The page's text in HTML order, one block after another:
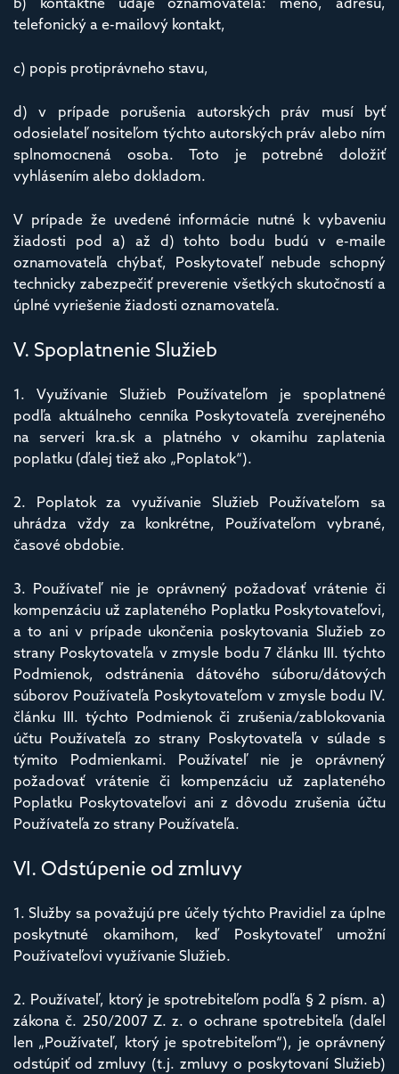
b) kontaktné údaje oznamovateľa: meno, adresu,
telefonický a e-mailový kontakt,
c) popis protiprávneho stavu,
d) v prípade porušenia autorských práv musí byť
odosielateľ nositeľom týchto autorských práv alebo ním
splnomocnená osoba. Toto je potrebné doložiť
vyhlásením alebo dokladom.
V prípade že uvedené informácie nutné k vybaveniu
žiadosti pod a) až d) tohto bodu budú v e-maile
oznamovateľa chýbať, Poskytovateľ nebude schopný
technicky zabezpečiť preverenie všetkých skutočností a
úplné vyriešenie žiadosti oznamovateľa.
V. Spoplatnenie Služieb
1. Využívanie Služieb Používateľom je spoplatnené
podľa aktuálneho cenníka Poskytovateľa zverejneného
na serveri kra.sk a platného v okamihu zaplatenia
poplatku (ďalej tiež ako „Poplatok“).
2. Poplatok za využívanie Služieb Používateľom sa
uhrádza vždy za konkrétne, Používateľom vybrané,
časové obdobie.
3. Používateľ nie je oprávnený požadovať vrátenie či
kompenzáciu už zaplateného Poplatku Poskytovateľovi,
a to ani v prípade ukončenia poskytovania Služieb zo
strany Poskytovateľa v zmysle bodu 7 článku III. týchto
Podmienok, odstránenia dátového súboru/dátových
súborov Používateľa Poskytovateľom v zmysle bodu IV.
článku III. týchto Podmienok či zrušenia/zablokovania
účtu Používateľa zo strany Poskytovateľa v súlade s
týmito Podmienkami. Používateľ nie je oprávnený
požadovať vrátenie či kompenzáciu už zaplateného
Poplatku Poskytovateľovi ani z dôvodu zrušenia účtu
Používateľa zo strany Používateľa.
VI. Odstúpenie od zmluvy
1. Služby sa považujú pre účely týchto Pravidiel za úplne
poskytnuté okamihom, keď Poskytovateľ umožní
Používateľovi využívanie Služieb.
2. Používateľ, ktorý je spotrebiteľom podľa § 2 písm. a)
zákona č. 250/2007 Z. z. o ochrane spotrebiteľa (daľel
len „Používateľ, ktorý je spotrebiteľom“), je oprávnený
odstúpiť od zmluvy (t.j. zmluvy o poskytovaní Služieb)